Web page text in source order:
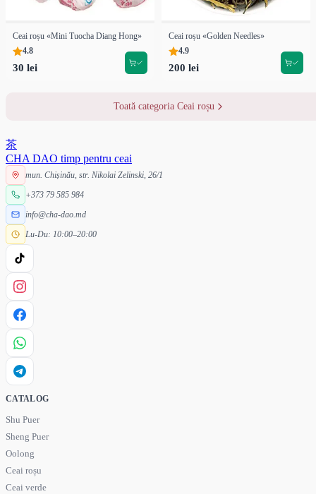
Ceai roșu «Mini Tuocha Diang Hong»
4.8
30 lei
Ceai roșu «Golden Needles»
4.9
200 lei
Toată categoria Ceai roșu
茶
CHA DAO timp pentru ceai
mun. Chișinău, str. Nikolai Zelinski, 26/1
+373 79 585 984
info@cha-dao.md
Lu-Du: 10:00–20:00
CATALOG
Shu Puer
Sheng Puer
Oolong
Ceai roșu
Ceai verde